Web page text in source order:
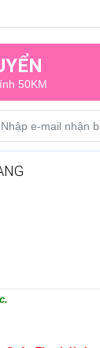
50KM